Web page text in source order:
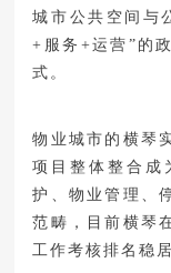
城市公共空间与
+服务+运营”的
式。
物业城市的横琴
项目整体整合成
护、物业管理、
范畴，目前横琴
工作考核排名稳